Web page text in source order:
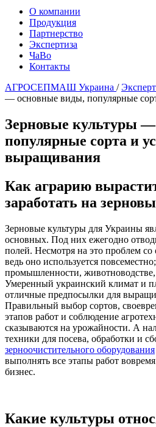
О компании
Продукция
Партнерство
Экспертиза
ЧаВо
Контакты
АГРОСЕПМАШ Украина /
— основные виды, популярные
Зерновые культуры
популярные сорта и
выращивания
Как аграрию
заработать на
Зерновые культуры для Украины
основных. Под них ежегодно
полей. Несмотря на это проблем со
ведь оно используется
промышленности, животноводстве,
Умеренный украинский климат и
отличные предпосылки для
Правильный выбор сортов,
этапов работ и соблюдение
сказываются на урожайности. А
техники для посева, обработки и
зерноочистительного оборудования
выполнять все этапы работ
бизнес.
Какие культуры